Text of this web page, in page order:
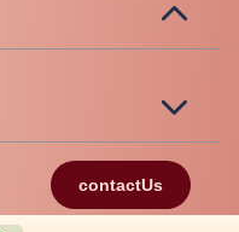
contactUs